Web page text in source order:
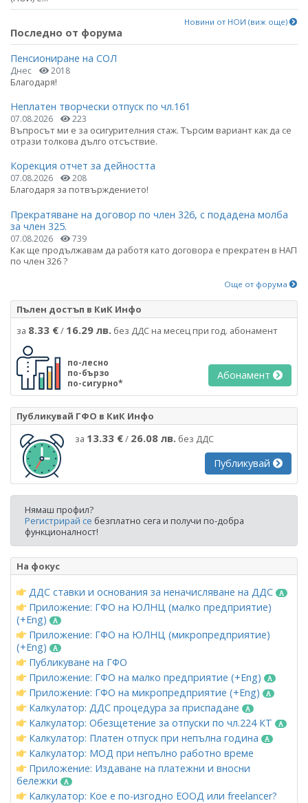
Новини от НОИ (виж още)
Последно от форума
Пенсиониране на СОЛ
Днес 2018
Благодаря!
Неплатен творчески отпуск по чл.161
07.08.2026 223
Въпросът ми е за осигурителния стаж. Търсим вариант как да се
отрази толкова дълго отсъствие.
Корекция отчет за дейността
07.08.2026 208
Благодаря за потвърждението!
Прекратяване на договор по член 326, с подадена молба
за член 325.
07.08.2026 739
Как ще продължавам да работя като договора е прекратен в НАП
по член 326 ?
Още от форума
Пълен достъп в КиК Инфо
за 8.33 €/ 16.29 лв. без ДДС на месец при год. абонамент
по-лесно
по-бързо
по-сигурно*
Абонамент
Публикувай ГФО в КиК Инфо
за 13.33 €/ 26.08 лв. без ДДС
Публикувай
Нямаш профил?
Регистрирай се безплатно сега и получи по-добра
функционалност!
На фокус
ДДС ставки и основания за неначисляване на ДДС
Приложение: ГФО на ЮЛНЦ (малко предприятие)
(+Eng)
Приложение: ГФО на ЮЛНЦ (микропредприятие)
(+Eng)
Публикуване на ГФО
Приложение: ГФО на малко предприятие (+Eng)
Приложение: ГФО на микропредприятие (+Eng)
Калкулатор: ДДС процедура за приспадане
Калкулатор: Обезщетение за отпуски по чл.224 КТ
Калкулатор: Платен отпуск при непълна година
Калкулатор: МОД при непълно работно време
Приложение: Издаване на платежни и вносни
бележки
Калкулатор: Кое е по-изгодно ЕООД или freelancer?